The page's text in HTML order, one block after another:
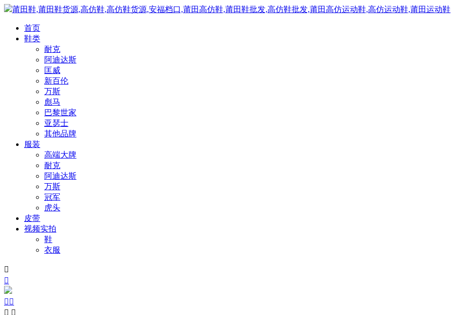
莆田鞋,莆田鞋货源,高仿鞋,高仿鞋货源,安福档口,莆田高仿鞋,莆田鞋批发,高仿鞋批发,莆田高仿运动鞋,高仿运动鞋,莆田运动鞋
首页
鞋类
耐克
阿迪达斯
匡威
新百伦
万斯
彪马
巴黎世家
亚瑟士
其他品牌
服装
高端大牌
耐克
阿迪达斯
万斯
冠军
虎头
皮带
视频实拍
鞋
衣服


 
 